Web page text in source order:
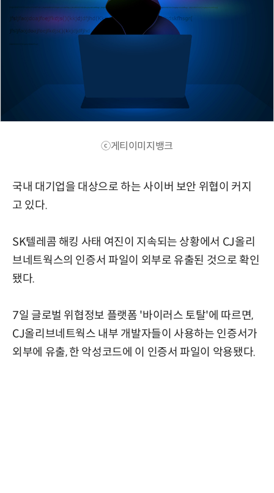
ⓒ게티이미지뱅크
국내 대기업을 대상으로 하는 사이버 보안 위협이 커지
고 있다.
SK텔레콤 해킹 사태 여진이 지속되는 상황에서 CJ올리
브네트웍스의 인증서 파일이 외부로 유출된 것으로 확인
됐다.
7일 글로벌 위협정보 플랫폼 '바이러스 토탈'에 따르면,
CJ올리브네트웍스 내부 개발자들이 사용하는 인증서가
외부에 유출, 한 악성코드에 이 인증서 파일이 악용됐다.